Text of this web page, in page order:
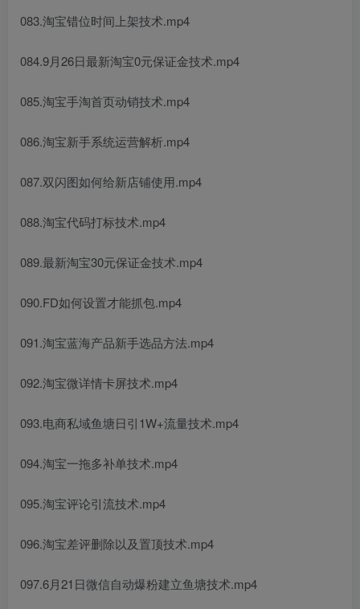
083.淘宝错位时间上架技术.mp4
084.9月26日最新淘宝0元保证金技术.mp4
085.淘宝手淘首页动销技术.mp4
086.淘宝新手系统运营解析.mp4
087.双闪图如何给新店铺使用.mp4
088.淘宝代码打标技术.mp4
089.最新淘宝30元保证金技术.mp4
090.FD如何设置才能抓包.mp4
091.淘宝蓝海产品新手选品方法.mp4
092.淘宝微详情卡屏技术.mp4
093.电商私域鱼塘日引1W+流量技术.mp4
094.淘宝一拖多补单技术.mp4
095.淘宝评论引流技术.mp4
096.淘宝差评删除以及置顶技术.mp4
097.6月21日微信自动爆粉建立鱼塘技术.mp4